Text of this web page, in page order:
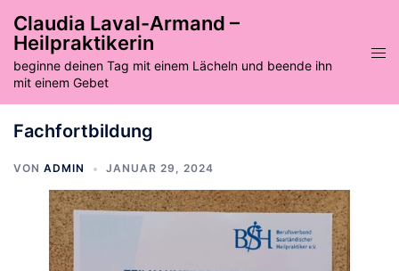
Inhalt
springen
Claudia Laval-Armand –
Heilpraktikerin
beginne deinen Tag mit einem Lächeln und beende ihn
mit einem Gebet
Fachfortbildung
VON ADMIN JANUAR 29, 2024